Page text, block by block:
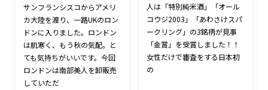
サンフランシスコからアメリ
カ大陸を渡り、一路UKのロン
ドンに入りました。ロンドン
は肌寒く、もう秋の気配。と
ても気持ちがいいです。今回
ロンドンは南部美人を卸販売
していただ
人は「特別純米酒」「オール
コウジ2003」「あわさけスパ
ークリング」の3銘柄が見事
「金賞」を受賞しました！！
女性だけで審査をする日本初
の